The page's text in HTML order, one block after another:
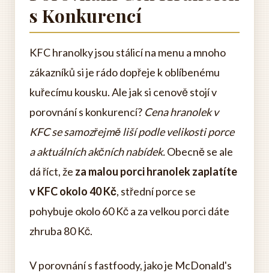
s Konkurencí
KFC hranolky jsou stálicí na menu a mnoho
zákazníků si je rádo dopřeje k oblíbenému
kuřecímu kousku. Ale jak si cenově stojí v
porovnání s konkurencí? Cena hranolek v
KFC se samozřejmě liší podle velikosti porce
a aktuálních akčních nabídek.Obecně se ale
dá říct, že za malou porci hranolek zaplatíte
v KFC okolo 40 Kč, střední porce se
pohybuje okolo 60 Kč a za velkou porci dáte
zhruba 80 Kč.
V porovnání s fastfoody, jako je McDonald's